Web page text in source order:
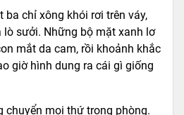
chỉ xông khói rơi trên váy,
sưởi. Những bộ mặt xanh lơ
mắt da cam, rồi khoảnh khắc
giờ hình dung ra cái gì giống
chuyển mọi thứ trong phòng.